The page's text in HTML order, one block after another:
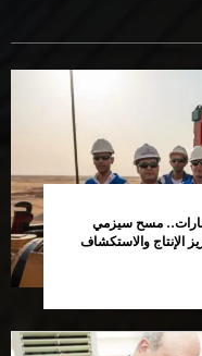
مسح سيزمي